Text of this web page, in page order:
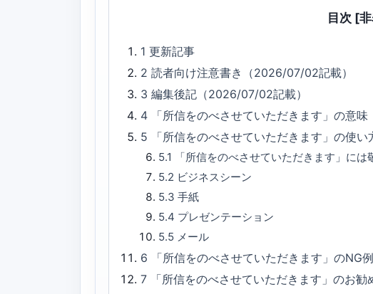
目次 [
1更新記事
2読者向け注意書き（2026/07/02記載）
3編集後記（2026/07/02記載）
4
「所信をのべさせていただきます」の意味
5
「所信をのべさせていただきます」の使い
5.1
「所信をのべさせていただきます」には
5.2 ビジネスシーン
5.3 手紙
5.4 プレゼンテーション
5.5 メール
6
「所信をのべさせていただきます」のNG例
7
「所信をのべさせていただきます」のお勧